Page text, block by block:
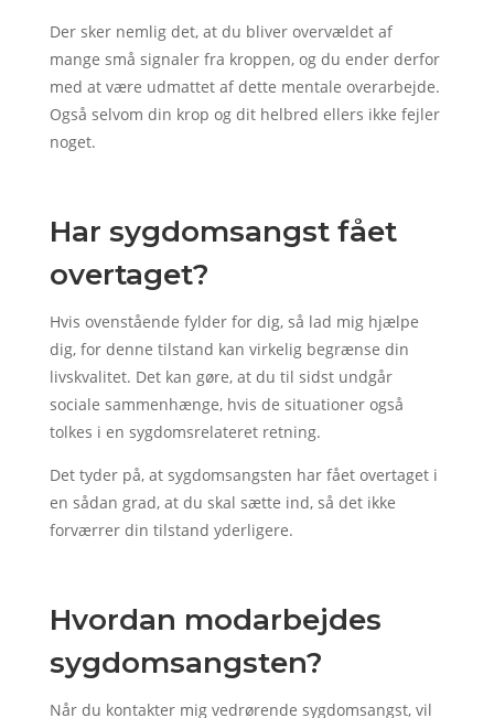
Der sker nemlig det, at du bliver overvældet af
mange små signaler fra kroppen, og du ender derfor
med at være udmattet af dette mentale overarbejde.
Også selvom din krop og dit helbred ellers ikke fejler
noget.
Har sygdomsangst fået
overtaget?
Hvis ovenstående fylder for dig, så lad mig hjælpe
dig, for denne tilstand kan virkelig begrænse din
livskvalitet. Det kan gøre, at du til sidst undgår
sociale sammenhænge, hvis de situationer også
tolkes i en sygdomsrelateret retning.
Det tyder på, at sygdomsangsten har fået overtaget i
en sådan grad, at du skal sætte ind, så det ikke
forværrer din tilstand yderligere.
Hvordan modarbejdes
sygdomsangsten?
Når du kontakter mig vedrørende sygdomsangst, vil